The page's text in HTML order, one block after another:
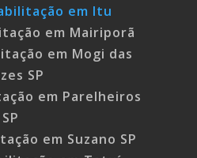
em Itu
em Mairiporã
em Mogi das
SP
em Parelheiros
SP
em Suzano SP